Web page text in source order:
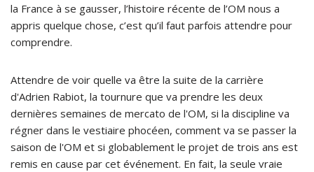
la France à se gausser, l’histoire récente de l’OM nous a
appris quelque chose, c’est qu’il faut parfois attendre pour
comprendre.
Attendre de voir quelle va être la suite de la carrière
d'Adrien Rabiot, la tournure que va prendre les deux
dernières semaines de mercato de l'OM, si la discipline va
régner dans le vestiaire phocéen, comment va se passer la
saison de l'OM et si globablement le projet de trois ans est
remis en cause par cet événement. En fait, la seule vraie